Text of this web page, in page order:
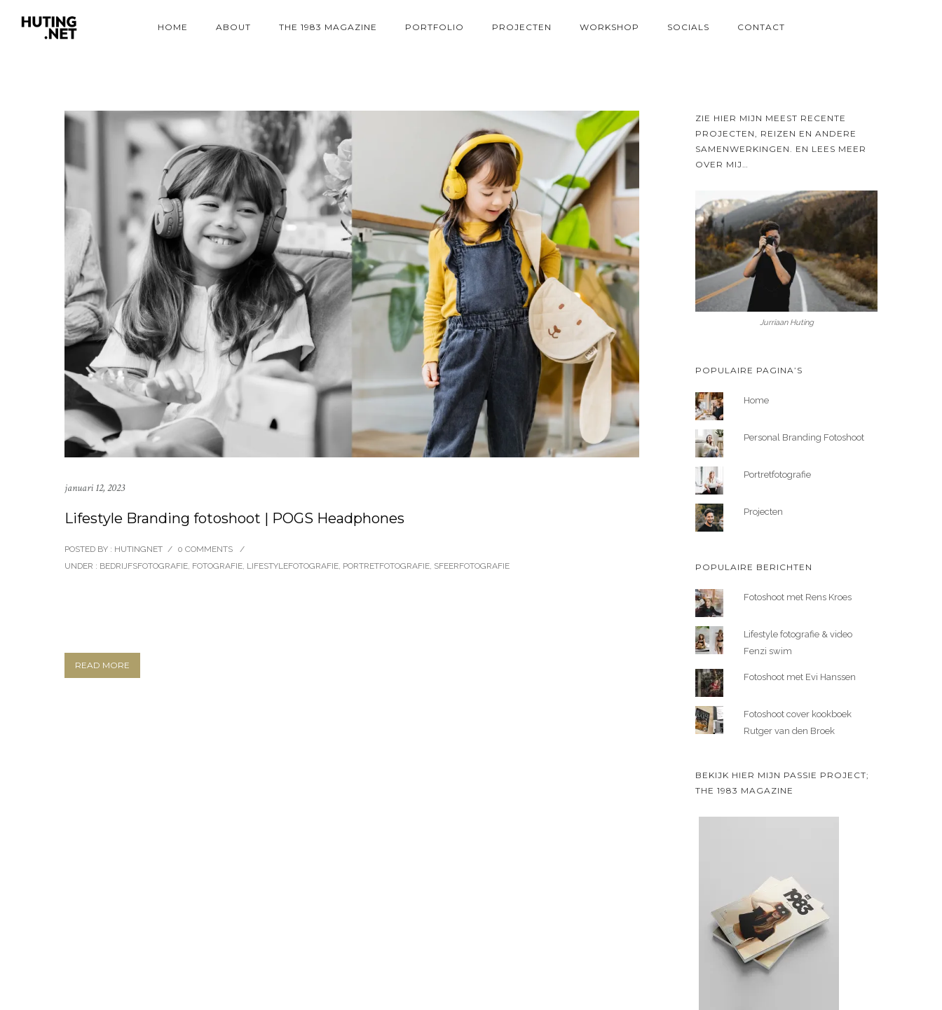
HOME ABOUT THE 1983 MAGAZINE PORTFOLIO PROJECTEN WORKSHOP SOCIALS CONTACT
januari 12, 2023
Lifestyle Branding fotoshoot | POGS Headphones
POSTED BY : HUTINGNET / 0 COMMENTS
/
UNDER : BEDRIJFSFOTOGRAFIE, FOTOGRAFIE, LIFESTYLEFOTOGRAFIE, PORTRETFOTOGRAFIE, SFEERFOTOGRAFIE
READ MORE
ZIE HIER MIJN MEEST RECENTE
PROJECTEN, REIZEN EN ANDERE
SAMENWERKINGEN. EN LEES MEER
OVER MIJ…
Jurriaan Huting
POPULAIRE PAGINA’S
Home
Personal Branding Fotoshoot
Portretfotografie
Projecten
POPULAIRE BERICHTEN
Fotoshoot met Rens Kroes
Lifestyle fotografie & video
Fenzi swim
Fotoshoot met Evi Hanssen
Fotoshoot cover kookboek
Rutger van den Broek
BEKIJK HIER MIJN PASSIE PROJECT;
THE 1983 MAGAZINE